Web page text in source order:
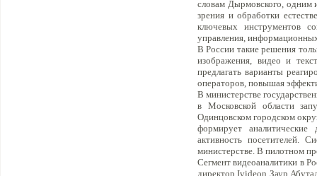
словам Дырмовского, одним
зрения и обработки
ключевых инструментов
управления,
В России такие решения
изображения, видео и
предлагать варианты
операторов, повышая
В министерстве
в Московской области
Одинцовском городском
формирует
активность посетителей.
министерстве. В пилотном
Сегмент видеоаналитики в
директор Ivideon Заур